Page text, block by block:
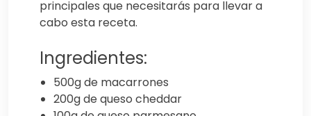
principales que necesitarás para llevar a
cabo esta receta.
Ingredientes:
500g de macarrones
200g de queso cheddar